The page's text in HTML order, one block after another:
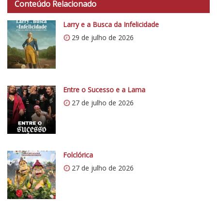
p
s
:
/
/
0
.
w
p
.
c
o
m
/
v
Conteúdo Relacionado
Larry e a Busca da Infelicidade
29 de julho de 2026
Entre o Sucesso e a Lama
27 de julho de 2026
Folclórica
27 de julho de 2026